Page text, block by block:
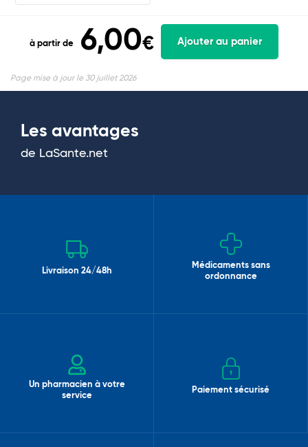
à partir de 6,00€ Ajouter au panier
Page mise à jour le 30 juillet 2026
Les avantages
de LaSante.net
Livraison 24/48h
Médicaments sans
ordonnance
Un pharmacien à votre
service
Paiement sécurisé